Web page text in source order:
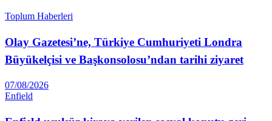
Toplum Haberleri
Olay Gazetesi’ne, Türkiye Cumhuriyeti Londra
Büyükelçisi ve Başkonsolosu’ndan tarihi ziyaret
07/08/2026
Enfield